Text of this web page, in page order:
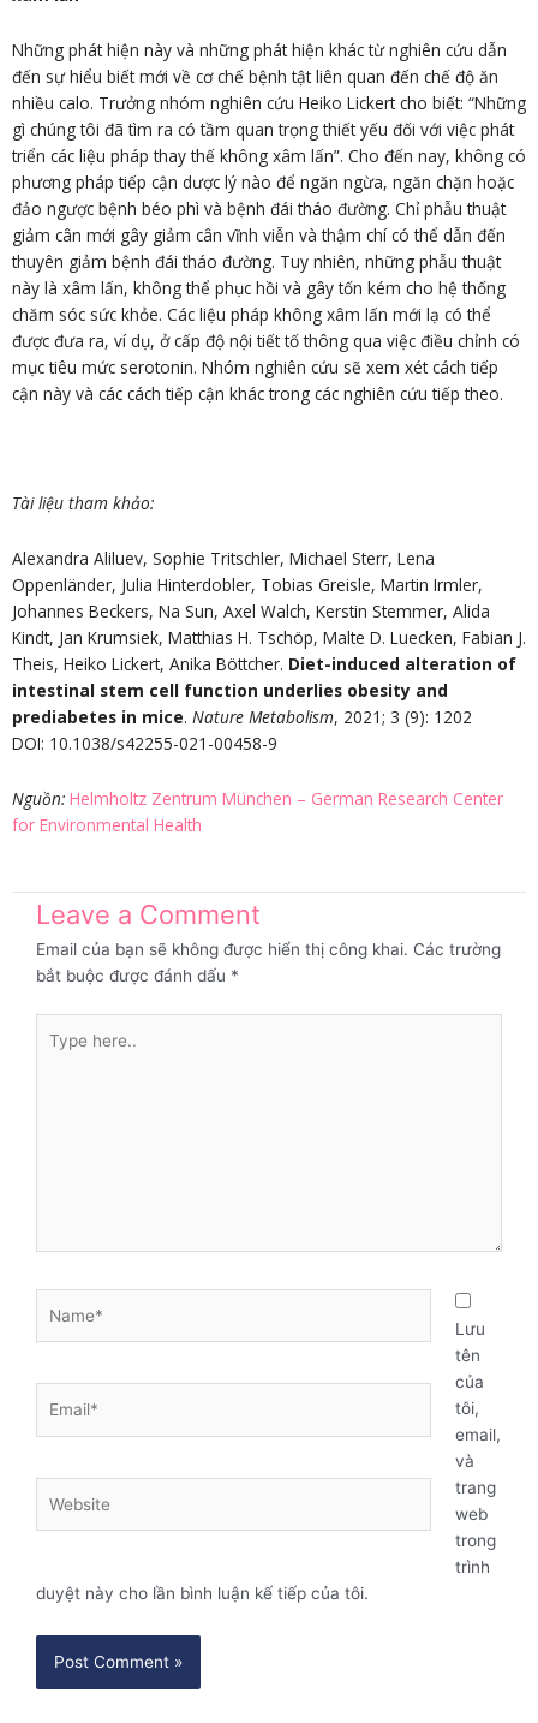
Những phát hiện này và những phát hiện khác từ nghiên cứu dẫn
đến sự hiểu biết mới về cơ chế bệnh tật liên quan đến chế độ ăn
nhiều calo. Trưởng nhóm nghiên cứu Heiko Lickert cho biết: “Những
gì chúng tôi đã tìm ra có tầm quan trọng thiết yếu đối với việc phát
triển các liệu pháp thay thế không xâm lấn”. Cho đến nay, không có
phương pháp tiếp cận dược lý nào để ngăn ngừa, ngăn chặn hoặc
đảo ngược bệnh béo phì và bệnh đái tháo đường. Chỉ phẫu thuật
giảm cân mới gây giảm cân vĩnh viễn và thậm chí có thể dẫn đến
thuyên giảm bệnh đái tháo đường. Tuy nhiên, những phẫu thuật
này là xâm lấn, không thể phục hồi và gây tốn kém cho hệ thống
chăm sóc sức khỏe. Các liệu pháp không xâm lấn mới lạ có thể
được đưa ra, ví dụ, ở cấp độ nội tiết tố thông qua việc điều chỉnh có
mục tiêu mức serotonin. Nhóm nghiên cứu sẽ xem xét cách tiếp
cận này và các cách tiếp cận khác trong các nghiên cứu tiếp theo.
Tài liệu tham khảo:
Alexandra Aliluev, Sophie Tritschler, Michael Sterr, Lena
Oppenländer, Julia Hinterdobler, Tobias Greisle, Martin Irmler,
Johannes Beckers, Na Sun, Axel Walch, Kerstin Stemmer, Alida
Kindt, Jan Krumsiek, Matthias H. Tschöp, Malte D. Luecken, Fabian J.
Theis, Heiko Lickert, Anika Böttcher. Diet-induced alteration of
intestinal stem cell function underlies obesity and
prediabetes in mice. Nature Metabolism, 2021; 3 (9): 1202
DOI: 10.1038/s42255-021-00458-9
Nguồn: Helmholtz Zentrum München – German Research Center
for Environmental Health
Leave a Comment
Email của bạn sẽ không được hiển thị công khai. Các trường
bắt buộc được đánh dấu *
here..
Lưu
tên
của
tôi,
email,
và
trang
web
trong
trình
duyệt này cho lần bình luận kế tiếp của tôi.